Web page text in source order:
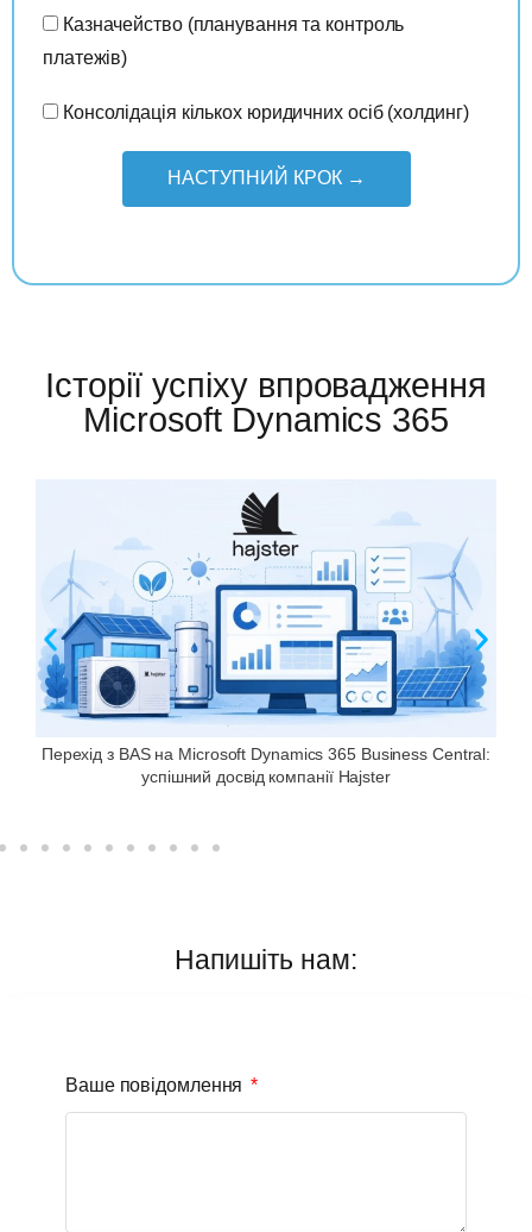
Казначейство (планування та контроль
платежів)
Консолідація кількох юридичних осіб (холдинг)
НАСТУПНИЙ КРОК →
Історії успіху впровадження
Microsoft Dynamics 365
Перехід з BAS на Microsoft Dynamics 365 Business Central:
успішний досвід компанії Hajster
Напишіть нам:
Ваше повідомлення